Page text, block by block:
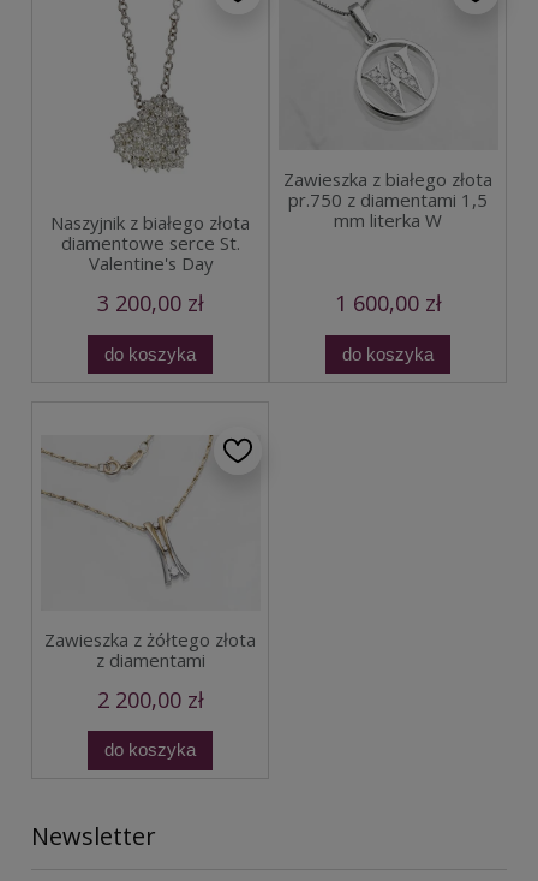
Naszyjnik z białego złota
diamentowe serce St.
Valentine's Day
3 200,00 zł
do koszyka
Zawieszka z białego złota
pr.750 z diamentami 1,5
mm literka W
1 600,00 zł
do koszyka
Zawieszka z żółtego złota
z diamentami
2 200,00 zł
do koszyka
Newsletter